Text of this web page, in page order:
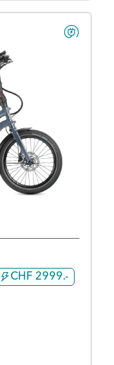
CHF 2999.-